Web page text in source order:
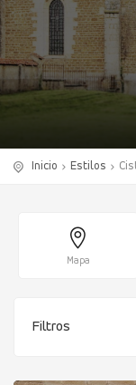
Inicio Estilos
Mapa
Filtros